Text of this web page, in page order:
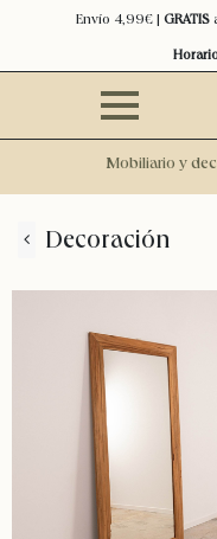
Envío 4,99€ | GRATIS
Mobiliario y
Decoración